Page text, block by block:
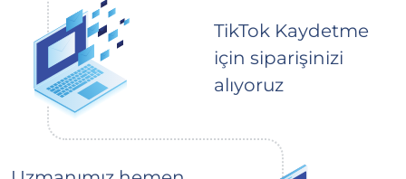
TikTok Kaydetme
için siparişinizi
alıyoruz